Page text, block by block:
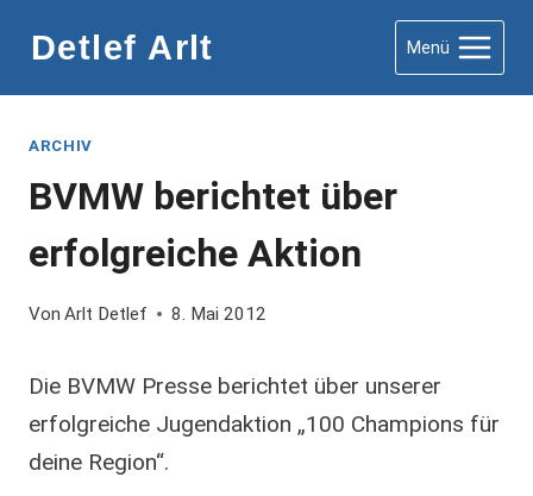
Inhalt
springen
Detlef Arlt Menü
ARCHIV
BVMW berichtet über
erfolgreiche Aktion
Von Arlt Detlef 8. Mai 2012
Die BVMW Presse berichtet über unserer
erfolgreiche Jugendaktion „100 Champions für
deine Region“.